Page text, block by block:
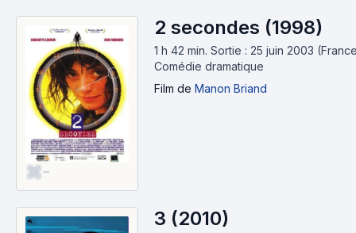
-
2 secondes (1998)
1 h 42 min. Sortie : 25 juin 2003
Comédie dramatique
Film de Manon Briand
3 (2010)